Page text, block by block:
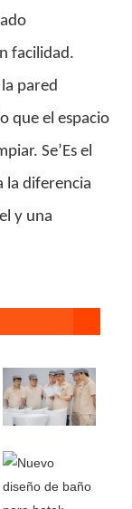
facilidad.
pared
que el espacio
Se’Es el
la diferencia
y una